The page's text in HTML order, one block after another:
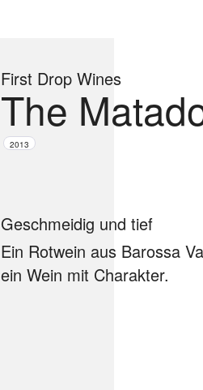
First Drop Wines
The
2013
Geschmeidig und tief
Ein Rotwein aus Barossa
ein Wein mit Charakter.